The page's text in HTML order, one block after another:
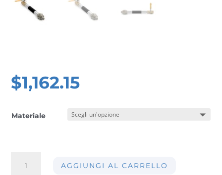
$1,162.15
Materiale
Blowing
AGGIUNGI AL CARRELLO